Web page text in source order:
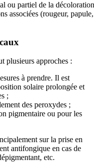
ou partiel de la décoloration
associées (rougeur, papule,
plusieurs approches :
à prendre. Il est
solaire prolongée et
;
des peroxydes ;
pigmentaire ou pour les
sur la prise en
antifongique en cas de
etc.